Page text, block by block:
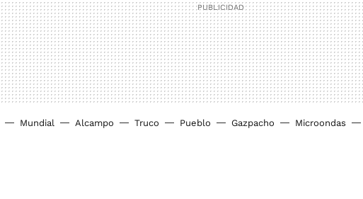
Mundial Alcampo Truco Pueblo Gazpacho Microondas